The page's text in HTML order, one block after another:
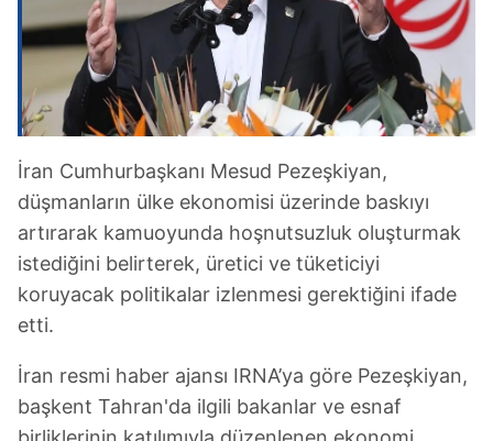
İran Cumhurbaşkanı Mesud Pezeşkiyan,
düşmanların ülke ekonomisi üzerinde baskıyı
artırarak kamuoyunda hoşnutsuzluk oluşturmak
istediğini belirterek, üretici ve tüketiciyi
koruyacak politikalar izlenmesi gerektiğini ifade
etti.
İran resmi haber ajansı IRNA’ya göre Pezeşkiyan,
başkent Tahran'da ilgili bakanlar ve esnaf